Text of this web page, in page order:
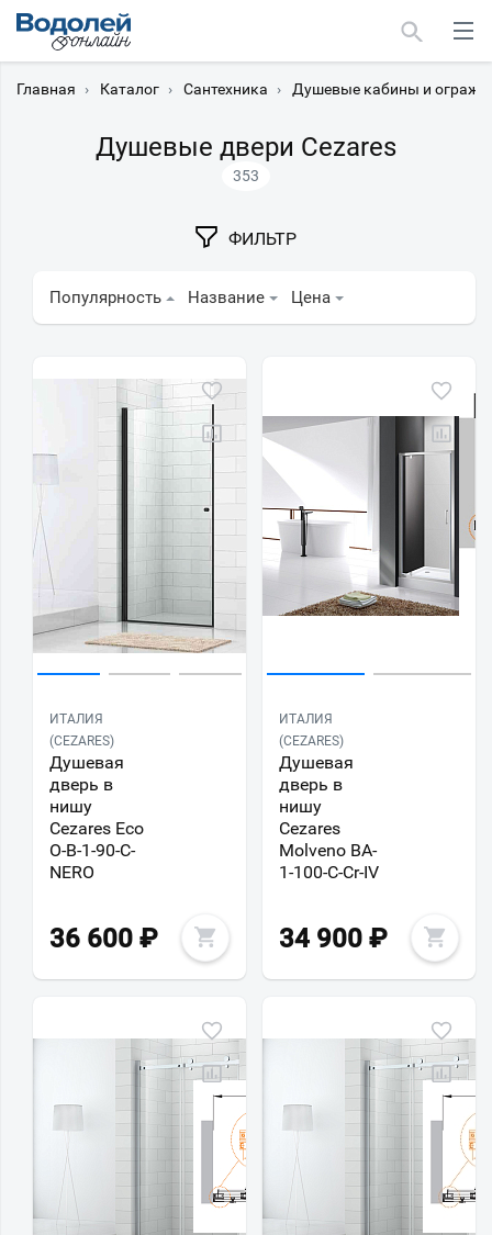
Главная › Каталог › Сантехника › Душевые кабины и
Душевые двери Cezares
353
ФИЛЬТР
Популярность Название Цена
ИТАЛИЯ
(CEZARES)
Душевая
дверь в
нишу
Cezares Eco
O-B-1-90-C-
NERO
36 600 ₽
ИТАЛИЯ
(CEZARES)
Душевая
дверь в
нишу
Cezares
Molveno BA-
1-100-C-Cr-IV
34 900 ₽